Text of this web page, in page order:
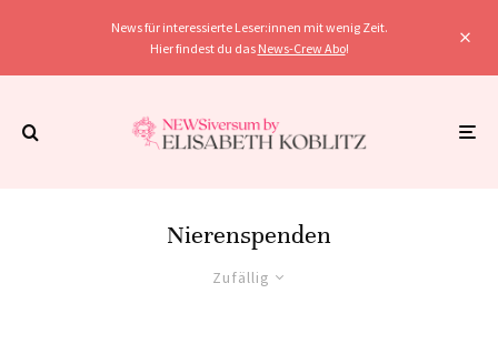
News für interessierte Leser:innen mit wenig Zeit.
Hier findest du das News-Crew Abo!
Nierenspenden
Zufällig